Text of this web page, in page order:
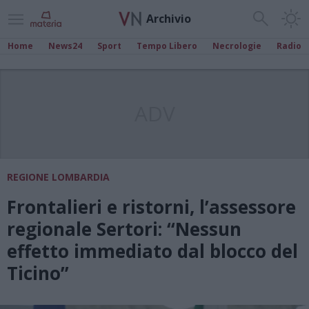
Archivio
Home News24 Sport Tempo Libero Necrologie Radio
REGIONE LOMBARDIA
Frontalieri e ristorni, l’assessore
regionale Sertori: “Nessun
effetto immediato dal blocco del
Ticino”